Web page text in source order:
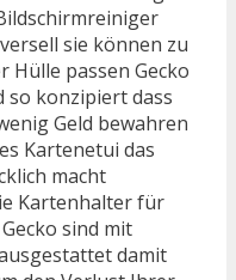
sie können zu
Hülle passen Gecko
so konzipiert dass
Geld bewahren
Kartenetui das
macht
Kartenhalter für
sind mit
damit